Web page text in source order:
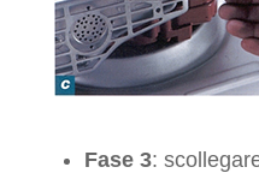
Fase 3: